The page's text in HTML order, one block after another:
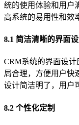
统的使用体验和用户
高系统的易用性和效
8.1 简洁清晰的界面
CRM系统的界面设
局合理，方便用户快
设计简洁明了，用户
8.2 个性化定制